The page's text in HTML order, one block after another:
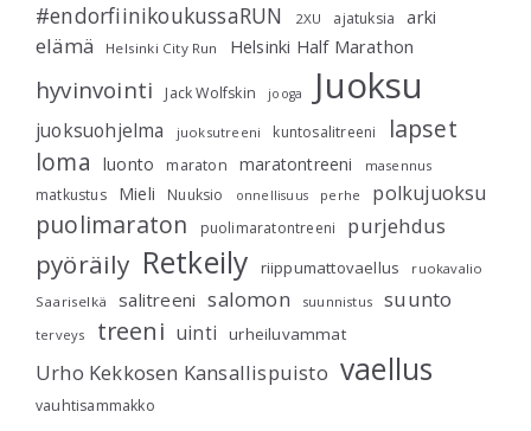
#endorfiinikoukussaRUN 2XU ajatuksia arki
elämä Helsinki City Run Helsinki Half Marathon
hyvinvointi Jack Wolfskin jooga Juoksu
juoksuohjelma juoksutreeni kuntosalitreeni
lapset
loma
luonto maraton maratontreeni masennus
matkustus Mieli Nuuksio onnellisuus perhe polkujuoksu
puolimaraton puolimaratontreeni purjehdus
pyöräily Retkeily riippumattovaellus
ruokavalio
Saariselkä
salitreeni salomon suunnistus suunto
terveys treeni uinti urheiluvammat
Urho Kekkosen Kansallispuisto vaellus
vauhtisammakko